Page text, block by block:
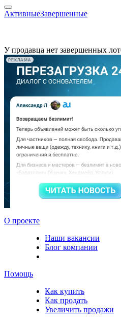
АктивныеЗавершенные
У продавца нет завершенных
РЕКЛАМА
О проекте
Наши вакансии
Блог компании
Помощь
Как купить
Как продать
Увеличить продажи